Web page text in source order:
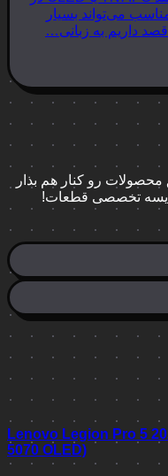
می‌تواند بسیار
قصد داریم به زبانی…
رو کنار هم بذار
تخصصی قطعات!
Lenovo Legion Pro 5
5070 OLED)